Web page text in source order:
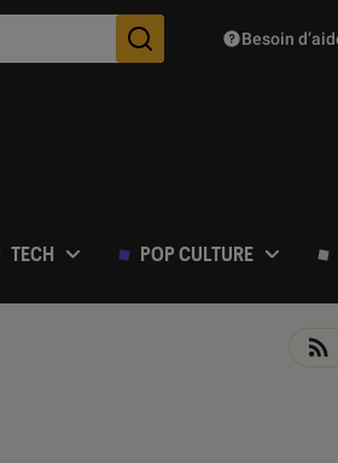
Des suggestions de
Besoin
TECH POP CULTURE